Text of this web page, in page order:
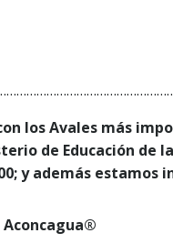
los Avales más
de Educación de la
y además estamos